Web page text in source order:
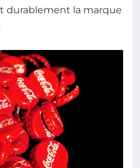
durablement la marque